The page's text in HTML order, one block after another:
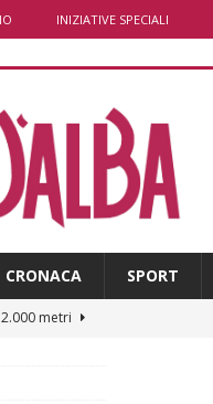
INIZIATIVE SPECIALI
CRONACA SPORT
metri
dimissioni